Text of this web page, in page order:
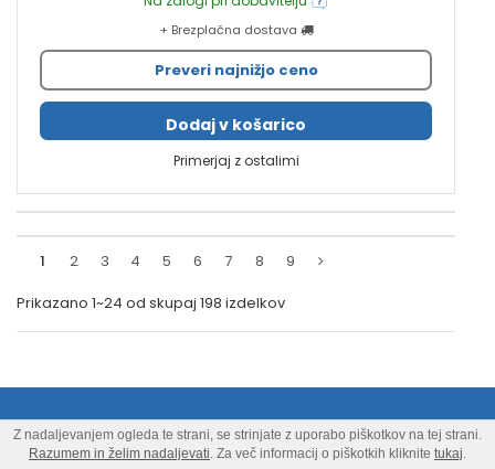
+ Brezplačna dostava
Preveri najnižjo ceno
Dodaj v košarico
Primerjaj z ostalimi
1 2 3 4 5 6 7 8
9
Prikazano 1~24 od skupaj 198 izdelkov
PRIJAVA NA E-NOVICE
Z nadaljevanjem ogleda te strani, se strinjate z uporabo piškotkov na tej strani.
Razumem in želim nadaljevati. Za več informacij o piškotkih kliknite tukaj.